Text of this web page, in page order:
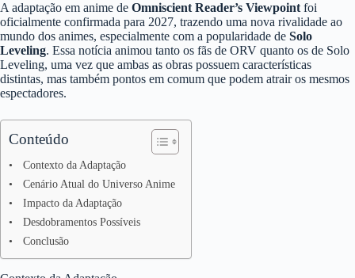
A adaptação em anime de Omniscient Reader’s Viewpoint foi
oficialmente confirmada para 2027, trazendo uma nova rivalidade ao
mundo dos animes, especialmente com a popularidade de Solo
Leveling. Essa notícia animou tanto os fãs de ORV quanto os de Solo
Leveling, uma vez que ambas as obras possuem características
distintas, mas também pontos em comum que podem atrair os mesmos
espectadores.
Conteúdo
Contexto da Adaptação
Cenário Atual do Universo Anime
Impacto da Adaptação
Desdobramentos Possíveis
Conclusão